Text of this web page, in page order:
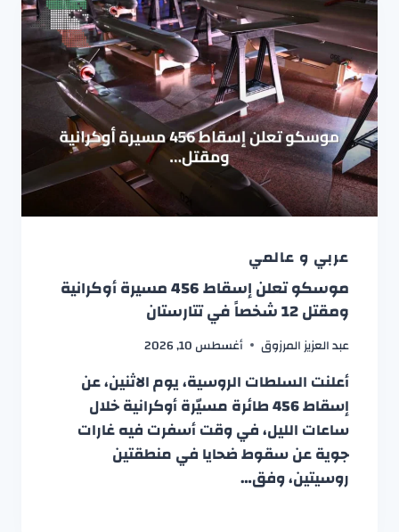
عربي و عالمي
موسكو تعلن إسقاط 456 مسيرة أوكرانية
ومقتل 12 شخصاً في تتارستان
عبد العزيز المرزوق أغسطس 10, 2026
أعلنت السلطات الروسية، يوم الاثنين، عن
إسقاط 456 طائرة مسيّرة أوكرانية خلال
ساعات الليل، في وقت أسفرت فيه غارات
جوية عن سقوط ضحايا في منطقتين
روسيتين، وفق…